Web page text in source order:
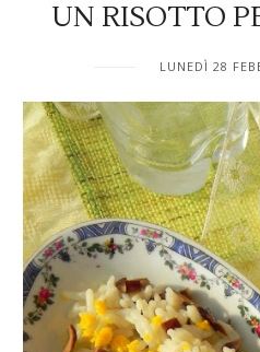
UN RISOTTO
LUNEDÌ 28